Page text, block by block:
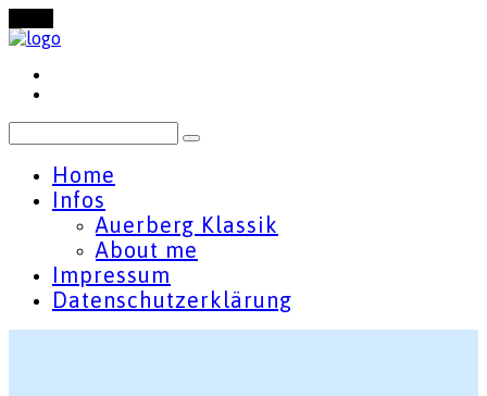
Home
Infos
Auerberg Klassik
About me
Impressum
Datenschutzerklärung